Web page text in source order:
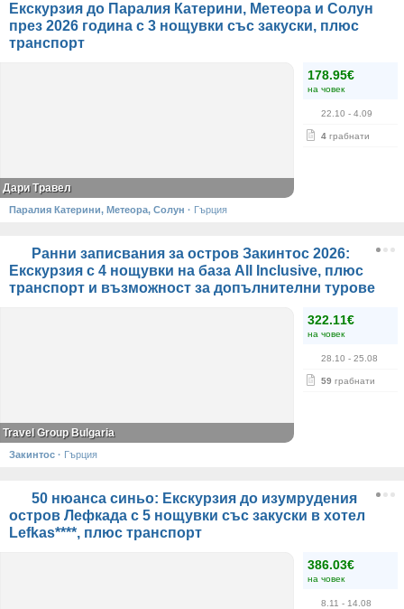
Екскурзия до Паралия Катерини, Метеора и Солун
през 2026 година с 3 нощувки със закуски, плюс
транспорт
178.95€
на човек
22.10 - 4.09
4 грабнати
Дари Травел
Паралия Катерини, Метеора, Солун · Гърция
Ранни записвания за остров Закинтос 2026:
Екскурзия с 4 нощувки на база All Inclusive, плюс
транспорт и възможност за допълнителни турове
322.11€
на човек
28.10 - 25.08
59 грабнати
Travel Group Bulgaria
Закинтос · Гърция
50 нюанса синьо: Екскурзия до изумрудения
остров Лефкада с 5 нощувки със закуски в хотел
Lefkas****, плюс транспорт
386.03€
на човек
8.11 - 14.08